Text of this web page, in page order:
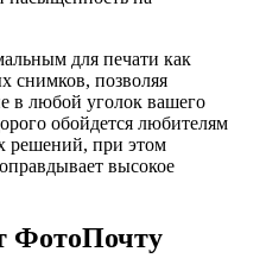
для печати как
снимков, позволяя
в любой уголок вашего
обойдется любителям
решений, при этом
высокое
ФотоПочту